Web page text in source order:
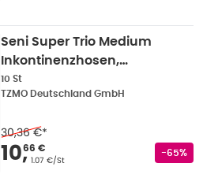
Seni Super Trio Medium
Inkontinenzhosen,
Unisex, 10er Pack, 75 - 110
cm, 3000 ml 10 St
10 St
TZMO Deutschland GmbH
30,36 €*
Verkaufspreis
10,
66 €
Grundpreis
1.07 €/St
-65%